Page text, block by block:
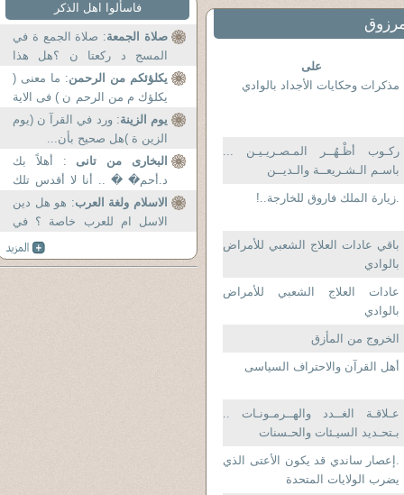
على
مذكرات وحكايات الأجداد بالوادي
ركـوب أظْـهُــر المـصـريـيـن ...
باسـم الـشـريعــة والـديــن
.زيارة الملك فاروق للخارجة..!
باقي عادات العلاج الشعبي للأمراض
بالوادي
عادات العلاج الشعبي للأمراض
بالوادي
الخروج من المأزق
أهل القرآن والاحتراف السياسى
عـلاقـة الغــدد والهــرمـونـات ..
بـتحـديد السيـئات والحـسنات
.إعصار ساندي قد يكون الأعتى الذي
يضرب الولايات المتحدة
فاسألوا اهل الذكر
صلاة الجمعة: صلاة الجمع ة في
المسج د ركعتا ن ؟هل هذا
صحيح...
يكلؤئكم من الرحمن: ما معنى (
يكلؤك م من الرحم ن ) فى الاية
42 من سورة...
يوم الزينة: ورد في القرآ ن (يوم
الزين ة )هل صحيح بأن...
البخارى من تانى : أهلاً بك
د.أحم� � .. أنا لا أقدس تلك
الأسا مي ...
الاسلام ولغة العرب: هو هل دين
الاسل ام للعرب خاصة ؟ في